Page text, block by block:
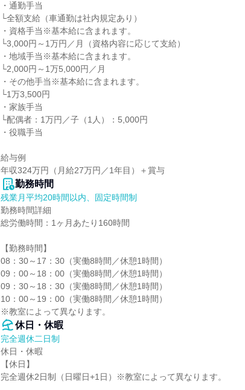
・通勤手当
└全額支給（車通勤は社内規定あり）
・資格手当※基本給に含まれます。
└3,000円～1万円／月（資格内容に応じて支給）
・地域手当※基本給に含まれます。
└2,000円～1万5,000円／月
・その他手当※基本給に含まれます。
└1万3,500円
・家族手当
└配偶者：1万円／子（1人）：5,000円
・役職手当
給与例
年収324万円（月給27万円／1年目）＋賞与
勤務時間
残業月平均20時間以内、固定時間制
勤務時間詳細
総労働時間：1ヶ月あたり160時間
【勤務時間】
08：30～17：30（実働8時間／休憩1時間）
09：00～18：00（実働8時間／休憩1時間）
09：30～18：30（実働8時間／休憩1時間）
10：00～19：00（実働8時間／休憩1時間）
※教室によって異なります。
休日・休暇
完全週休二日制
休日・休暇
【休日】
完全週休2日制（日曜日+1日）※教室によって異なります。